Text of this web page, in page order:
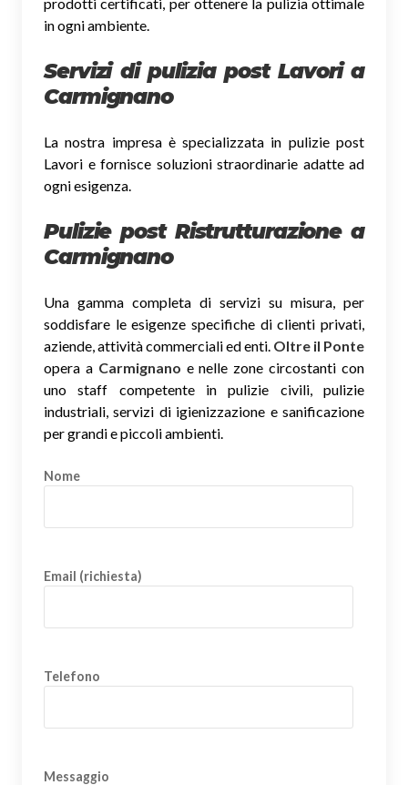
in ogni ambiente.
Servizi di pulizia post Lavori a
Carmignano
La nostra impresa è specializzata in pulizie post
Lavori e fornisce soluzioni straordinarie adatte ad
ogni esigenza.
Pulizie post Ristrutturazione a
Carmignano
Una gamma completa di servizi su misura, per
soddisfare le esigenze specifiche di clienti privati,
aziende, attività commerciali ed enti. Oltre il Ponte
opera a Carmignano e nelle zone circostanti con
uno staff competente in pulizie civili, pulizie
industriali, servizi di igienizzazione e sanificazione
per grandi e piccoli ambienti.
Nome
Email (richiesta)
Telefono
Messaggio